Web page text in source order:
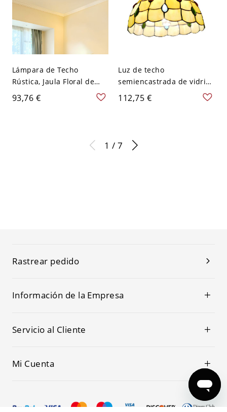
Lámpara de Techo
Rústica, Jaula Floral de
Bronce Vintage para
Dormitorio, Pasillo,
93,76 €
Luz de techo
semiencastrada de vidrio
emplomado estilo Tiffany
hecha a mano - 110 A 120
112,75 €
1 / 7
Rastrear pedido
Información de la Empresa
Servicio al Cliente
Mi Cuenta